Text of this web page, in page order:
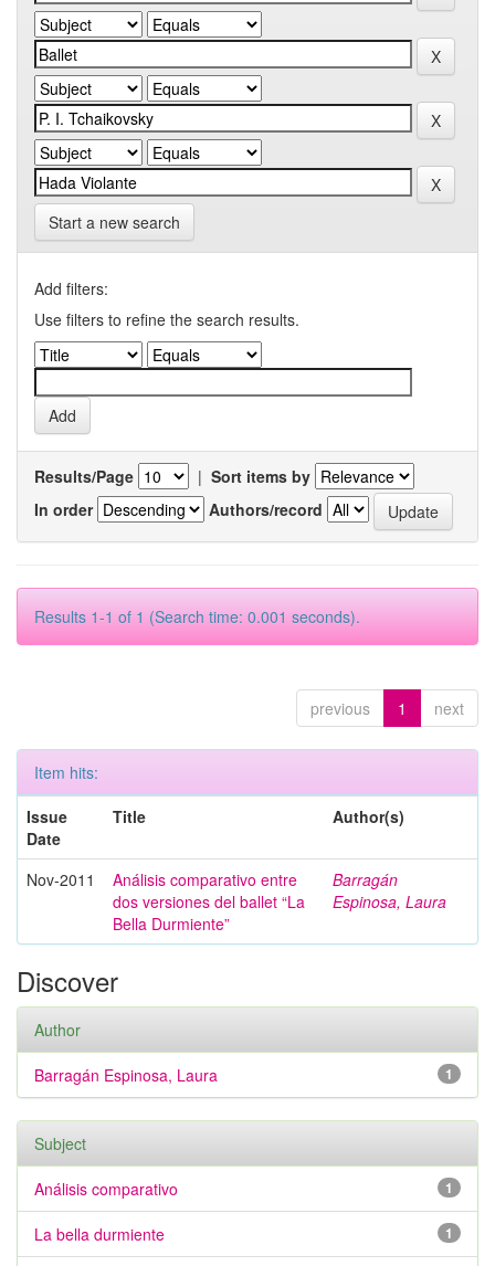
Start a new search
Add filters:
Use filters to refine the search results.
Results/Page | Sort items by
In order
Authors/record
Results 1-1 of 1 (Search time: 0.001 seconds).
previous 1 next
Item hits:
Issue
Date
Title Author(s)
Nov-2011
Análisis comparativo entre
dos versiones del ballet “La
Bella Durmiente”
Barragán
Espinosa, Laura
Discover
Author
1
Barragán Espinosa, Laura
Subject
1
Análisis comparativo
1
La bella durmiente